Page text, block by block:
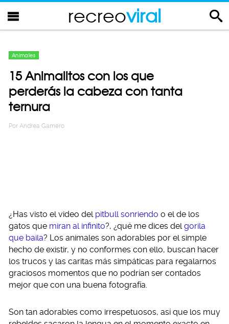
recreoviral
Animales
15 Animalitos con los que
perderás la cabeza con tanta
ternura
Por Andrea Gamero
¿Has visto el video del pitbull sonriendo o el de los
gatos que miran al infinito?, ¿qué me dices delgorila
que baila? Los animales son adorables por el simple
hecho de existir, y no conformes con ello, buscan hacer
los trucos y las caritas más simpáticas para regalarnos
graciosos momentos que no podrían ser contados
mejor que con una buena fotografía.
Son tan adorables como irrespetuosos, así que los muy